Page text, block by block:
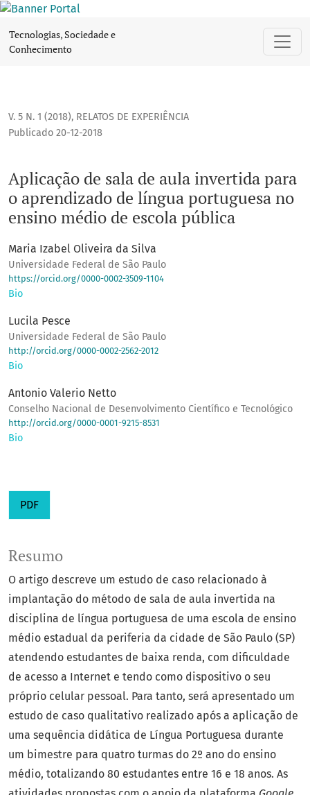
Tecnologias, Sociedade e
Conhecimento
V. 5 N. 1 (2018), RELATOS DE EXPERIÊNCIA
Aplicação de sala de aula invertida para
o aprendizado de língua portuguesa no
ensino médio de escola pública
Publicado 20-12-2018
Maria Izabel Oliveira da Silva
Universidade Federal de São Paulo
https://orcid.org/0000-0002-3509-1104
Bio
Lucila Pesce
Universidade Federal de São Paulo
http://orcid.org/0000-0002-2562-2012
Bio
Antonio Valerio Netto
Conselho Nacional de Desenvolvimento Científico e Tecnológico
http://orcid.org/0000-0001-9215-8531
Bio
PDF
Resumo
O artigo descreve um estudo de caso relacionado à
implantação do método de sala de aula invertida na
disciplina de língua portuguesa de uma escola de ensino
médio estadual da periferia da cidade de São Paulo (SP)
atendendo estudantes de baixa renda, com dificuldade
de acesso a Internet e tendo como dispositivo o seu
próprio celular pessoal. Para tanto, será apresentado um
estudo de caso qualitativo realizado após a aplicação de
uma sequência didática de Língua Portuguesa durante
um bimestre para quatro turmas do 2º ano do ensino
médio, totalizando 80 estudantes entre 16 e 18 anos. As